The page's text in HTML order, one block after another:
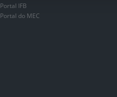
Portal IFB
Portal do MEC